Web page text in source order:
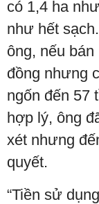
có 1,4 ha
như hết
ông, nếu
đồng nhưng
ngốn đến 57
hợp lý, ông
xét nhưng
quyết.
“Tiền sử